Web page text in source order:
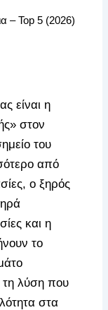
– Top 5 (2026)
είναι η
στον
του
από
ο ξηρός
και η
το
λύση που
στα